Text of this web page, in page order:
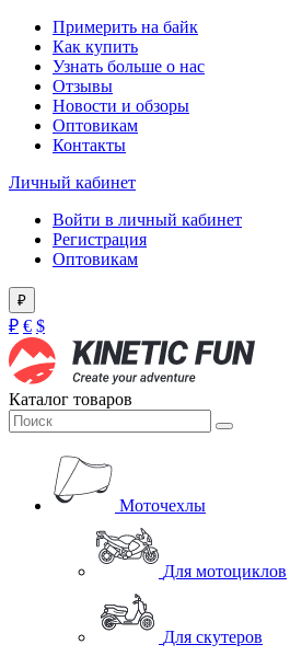
Примерить на байк
Как купить
Узнать больше о нас
Отзывы
Новости и обзоры
Оптовикам
Контакты
Личный кабинет
Войти в личный кабинет
Регистрация
Оптовикам
₽
₽ € $
Каталог товаров
Моточехлы
Для мотоциклов
Для скутеров